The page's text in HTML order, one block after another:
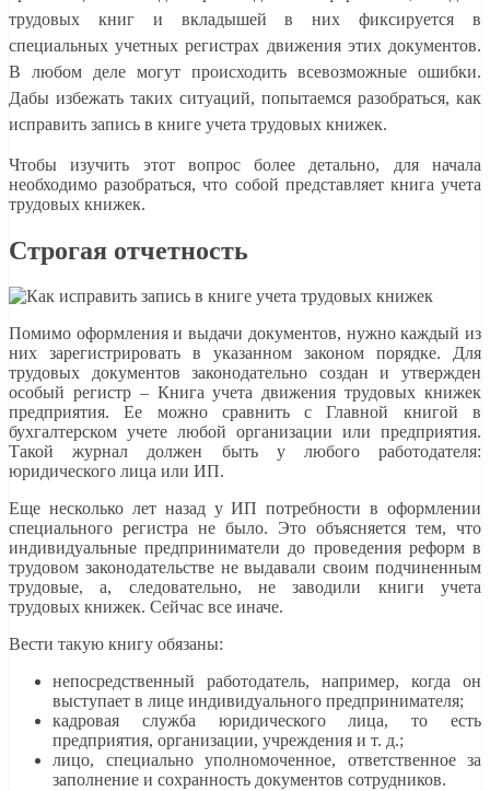
трудовых книг и вкладышей в них фиксируется в
специальных учетных регистрах движения этих документов.
В любом деле могут происходить всевозможные ошибки.
Дабы избежать таких ситуаций, попытаемся разобраться, как
исправить запись в книге учета трудовых книжек.
Чтобы изучить этот вопрос более детально, для начала
необходимо разобраться, что собой представляет книга учета
трудовых книжек.
Строгая отчетность
Помимо оформления и выдачи документов, нужно каждый из
них зарегистрировать в указанном законом порядке. Для
трудовых документов законодательно создан и утвержден
особый регистр – Книга учета движения трудовых книжек
предприятия. Ее можно сравнить с Главной книгой в
бухгалтерском учете любой организации или предприятия.
Такой журнал должен быть у любого работодателя:
юридического лица или ИП.
Еще несколько лет назад у ИП потребности в оформлении
специального регистра не было. Это объясняется тем, что
индивидуальные предприниматели до проведения реформ в
трудовом законодательстве не выдавали своим подчиненным
трудовые, а, следовательно, не заводили книги учета
трудовых книжек. Сейчас все иначе.
Вести такую книгу обязаны:
непосредственный работодатель, например, когда он
выступает в лице индивидуального предпринимателя;
кадровая служба юридического лица, то есть
предприятия, организации, учреждения и т. д.;
лицо, специально уполномоченное, ответственное за
заполнение и сохранность документов сотрудников.